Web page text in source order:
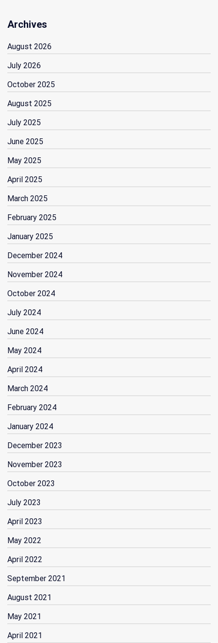
Archives
August 2026
July 2026
October 2025
August 2025
July 2025
June 2025
May 2025
April 2025
March 2025
February 2025
January 2025
December 2024
November 2024
October 2024
July 2024
June 2024
May 2024
April 2024
March 2024
February 2024
January 2024
December 2023
November 2023
October 2023
July 2023
April 2023
May 2022
April 2022
September 2021
August 2021
May 2021
April 2021